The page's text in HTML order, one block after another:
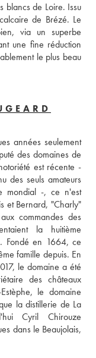
blancs de Loire. Issu
de Brézé. Le
via un superbe
une fine réduction
le plus beau
années seulement
des domaines de
est récente -
des seuls amateurs
mondial -, ce n'est
et Bernard, "Charly"
commandes des
la huitième
Fondé en 1664, ce
famille depuis. En
le domaine a été
des châteaux
le domaine
la distillerie de La
Cyril Chirouze
dans le Beaujolais,